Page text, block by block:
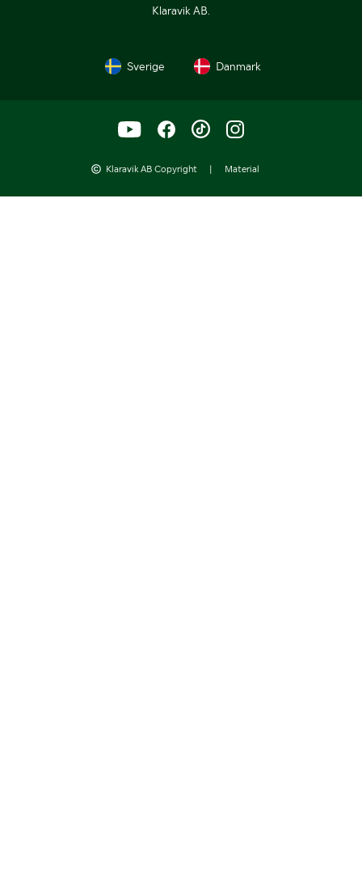
Klaravik AB.
Sverige Danmark
Klaravik AB Copyright | Material